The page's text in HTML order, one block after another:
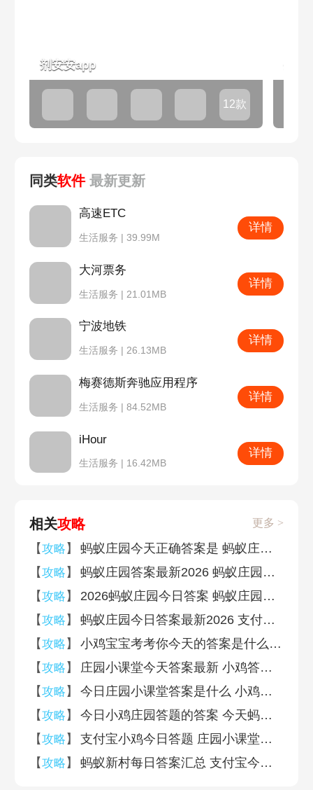
剂安安app
12款
同类软件 最新更新
高速ETC
生活服务 | 39.99M
详情
大河票务
生活服务 | 21.01MB
详情
宁波地铁
生活服务 | 26.13MB
详情
梅赛德斯奔驰应用程序
生活服务 | 84.52MB
详情
iHour
生活服务 | 16.42MB
详情
相关攻略 更多 >
【攻略 】
蚂蚁庄园今天正确答案是 蚂蚁庄园今天正确答案汇总2026
【攻略 】
蚂蚁庄园答案最新2026 蚂蚁庄园答案最新版(今日已更新)
【攻略 】
2026蚂蚁庄园今日答案 蚂蚁庄园今日答案(今日已更新)
【攻略 】
蚂蚁庄园今日答案最新2026 支付宝蚂蚁庄园今日答案汇总
【攻略 】
小鸡宝宝考考你今天的答案是什么 蚂蚁庄园小课堂答案汇总2026
【攻略 】
庄园小课堂今天答案最新 小鸡答案支付宝今天最新汇总
【攻略 】
今日庄园小课堂答案是什么 小鸡庄园今天答案汇总
【攻略 】
今日小鸡庄园答题的答案 今天蚂蚁庄园答案汇总
【攻略 】
支付宝小鸡今日答题 庄园小课堂今天问题的答案汇总
【攻略 】 蚂蚁新村每日答案汇总 支付宝今日蚂蚁新村答案最新